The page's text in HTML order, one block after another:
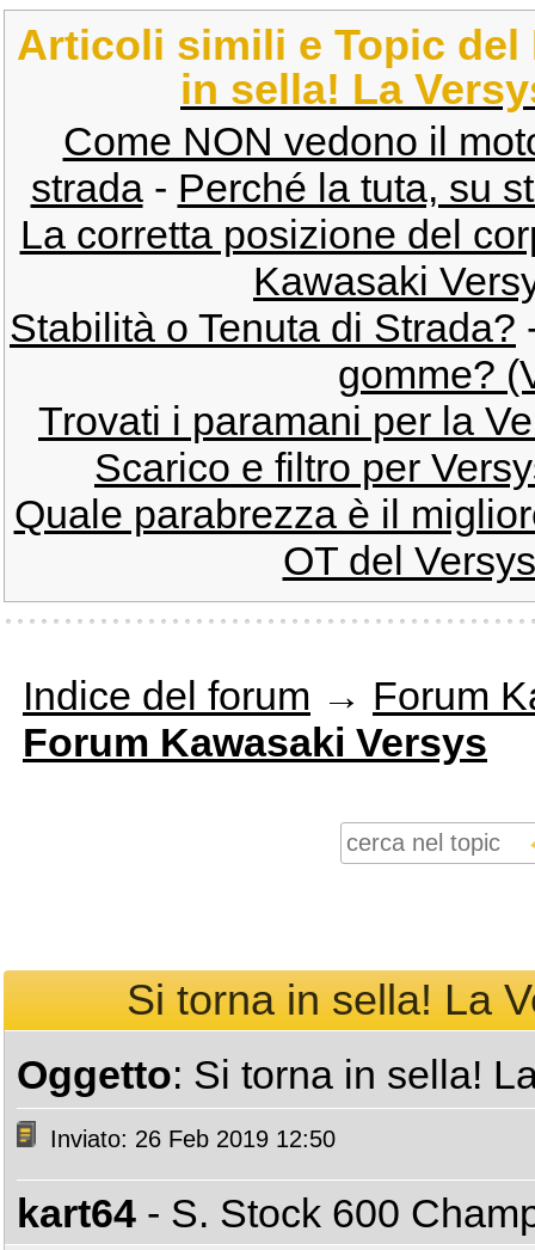
Articoli simili e Topic
in sella! La
Come NON vedono il
strada- Perché la tuta, su
La corretta posizione del
Kawasaki
Stabilità o Tenuta di Strada?
gomme?
Trovati i paramani per la
Scarico e filtro per
Quale parabrezza è il
OT del
Indice del forum → Forum
Forum Kawasaki Versys
Si torna in sella! La
Oggetto: Si torna in sella!
Inviato: 26 Feb 2019 12:50
kart64 - S. Stock 600